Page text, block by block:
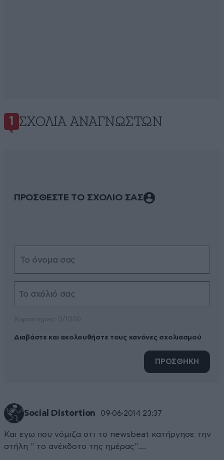
1 ΣΧΌΛΙΑ ΑΝΑΓΝΩΣΤΏΝ
ΠΡΟΣΘΕΣΤΕ ΤΟ ΣΧΟΛΙΟ ΣΑΣ
Διαβάστε και ακολουθήστε τους κανόνες σχολιασμού
ΠΡΟΣΘΗΚΗ
Social Distortion 09·06·2014 23:37
Και εγω που νόμιζα οτι το newsbeat κατήργησε την
στήλη " το ανέκδοτο της ημέρας"....